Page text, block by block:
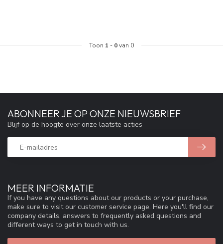
Toon 1 - 0van 0
MEER INFORMATIE
If you have any questions about our products or your purchase,
make sure to visit our customer service page. Here you'll find our
company details, answers to frequently asked questions and
different ways to get in touch with us.
ABONNEER JE OP ONZE NIEUWSBRIEF
Blijf op de hoogte over onze laatste acties